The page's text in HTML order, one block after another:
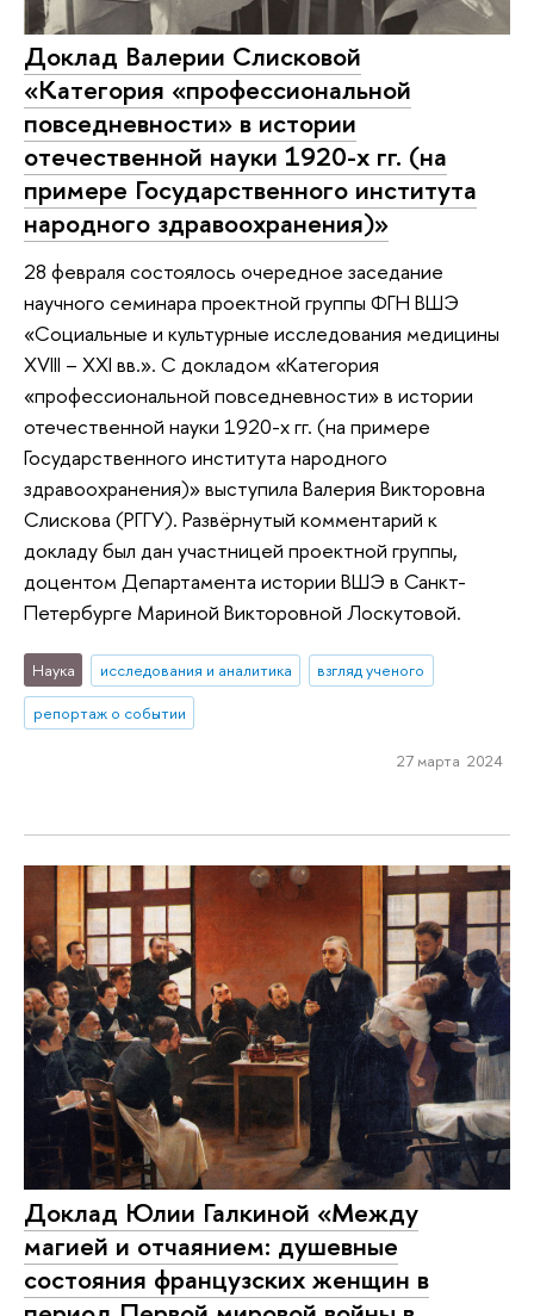
Доклад Валерии Слисковой
«Категория «профессиональной
повседневности» в истории
отечественной науки 1920-х гг. (на
примере Государственного института
народного здравоохранения)»
28 февраля состоялось очередное заседание
научного семинара проектной группы ФГН ВШЭ
«Социальные и культурные исследования медицины
XVIII – XXI вв.». С докладом «Категория
«профессиональной повседневности» в истории
отечественной науки 1920-х гг. (на примере
Государственного института народного
здравоохранения)» выступила Валерия Викторовна
Слискова (РГГУ). Развёрнутый комментарий к
докладу был дан участницей проектной группы,
доцентом Департамента истории ВШЭ в Санкт-
Петербурге Мариной Викторовной Лоскутовой.
Наука исследования и аналитика
взгляд ученого
репортаж о событии
27 марта 2024
Доклад Юлии Галкиной «Между
магией и отчаянием: душевные
состояния французских женщин в